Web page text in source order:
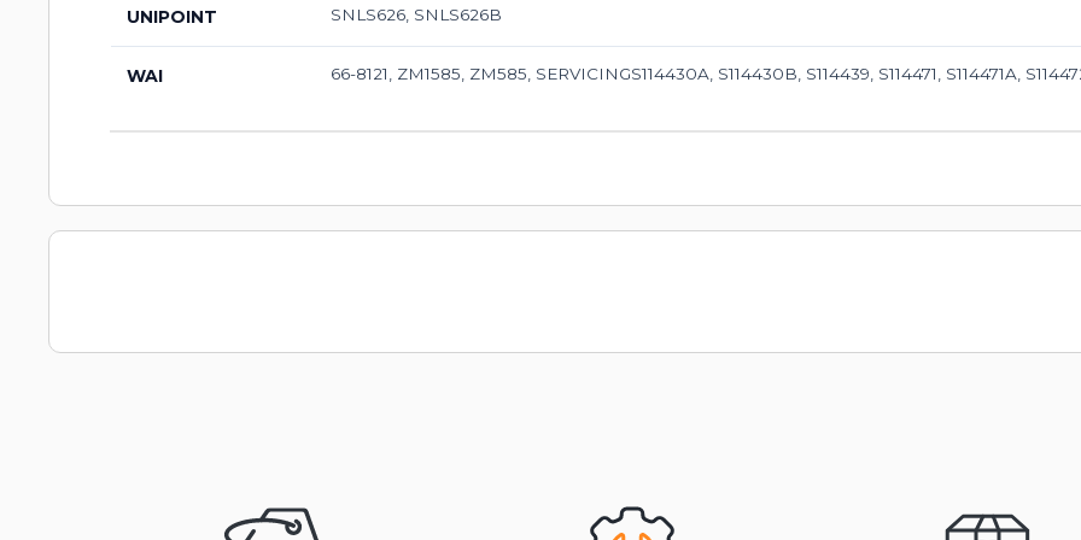
UNIPOINT SNLS626, SNLS626B
WAI 66-8121, ZM1585, ZM585, SERVICINGS114430A, S114430B, S114439, S114471, S114471A,